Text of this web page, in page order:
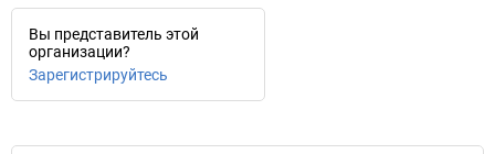
Вы представитель этой
организации?
Зарегистрируйтесь